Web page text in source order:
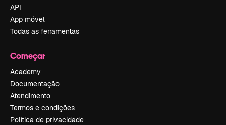
API
App móvel
Todas as ferramentas
Começar
Academy
Documentação
Atendimento
Termos e condições
Política de privacidade